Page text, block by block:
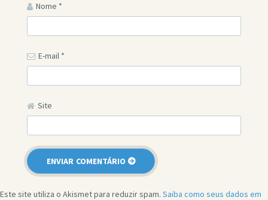
Nome *
E-mail *
Site
Este site utiliza o Akismet para reduzir spam. Saiba como seus dados em